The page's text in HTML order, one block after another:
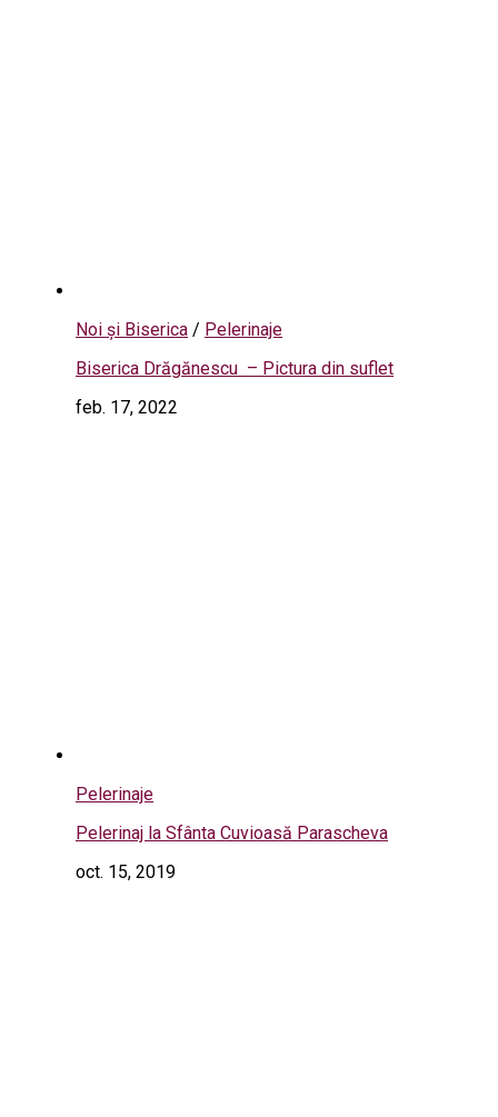
Noi și Biserica / Pelerinaje
Biserica Drăgănescu – Pictura din suflet
feb. 17, 2022
Pelerinaje
Pelerinaj la Sfânta Cuvioasă Parascheva
oct. 15, 2019